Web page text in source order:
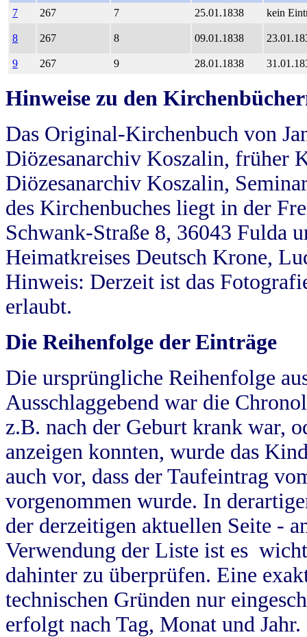
7
267 7 25.01.1838 kein
8 267 8 09.01.1838
9 267 9 28.01.1838
Hinweise zu den
Das Original-Kirchenbuch von
Diözesanarchiv Koszalin, früher
Diözesanarchiv Koszalin,
des Kirchenbuches liegt in der
Schwank-Straße 8, 36043 Fulda
Heimatkreises Deutsch Krone,
Hinweis: Derzeit ist das
erlaubt.
Die Reihenfolge der Einträge
Die ursprüngliche Reihenfolge
Ausschlaggebend war die
z.B. nach der Geburt krank war,
anzeigen konnten, wurde das
auch vor, dass der Taufeintrag
vorgenommen wurde. In
der derzeitigen aktuellen Seite -
Verwendung der Liste ist es
dahinter zu überprüfen. Eine
technischen Gründen nur
erfolgt nach Tag, Monat und Jahr.